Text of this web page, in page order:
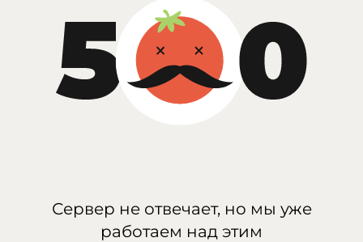
Сервер не отвечает, но мы уже
работаем над этим